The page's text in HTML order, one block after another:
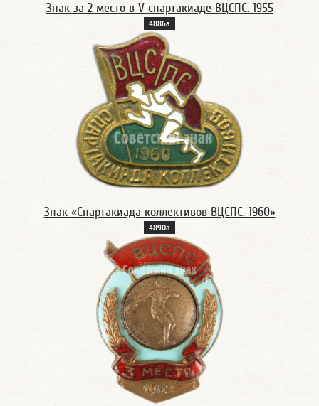
Знак за 2 место в V спартакиаде ВЦСПС. 1955
4886а
Знак «Спартакиада коллективов ВЦСПС. 1960»
4890а